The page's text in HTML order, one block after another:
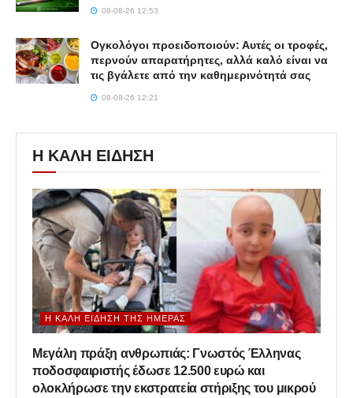
08-08-26 12:53
Ογκολόγοι προειδοποιούν: Αυτές οι τροφές,
περνούν απαρατήρητες, αλλά καλό είναι να
τις βγάλετε από την καθημερινότητά σας
08-08-26 12:21
Η ΚΑΛΗ ΕΙΔΗΣΗ
Η ΚΑΛΉ ΕΊΔΗΣΗ ΤΗΣ ΗΜΈΡΑΣ
Μεγάλη πράξη ανθρωπιάς: Γνωστός Έλληνας
ποδοσφαιριστής έδωσε 12.500 ευρώ και
ολοκλήρωσε την εκστρατεία στήριξης του μικρού